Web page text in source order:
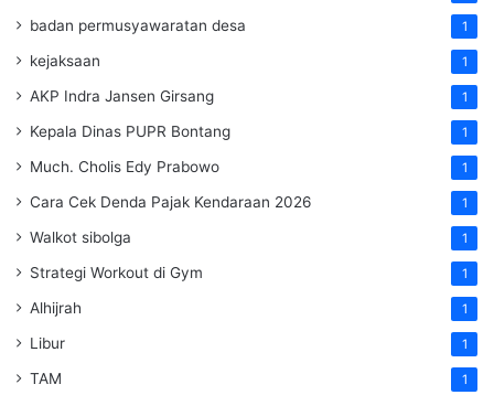
badan permusyawaratan desa 1
kejaksaan 1
AKP Indra Jansen Girsang 1
Kepala Dinas PUPR Bontang 1
Much. Cholis Edy Prabowo 1
Cara Cek Denda Pajak Kendaraan 2026 1
Walkot sibolga 1
Strategi Workout di Gym 1
Alhijrah 1
Libur 1
TAM 1